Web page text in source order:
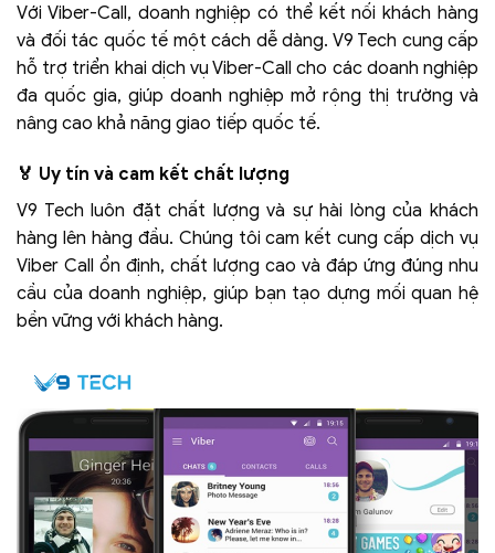
Với Viber-Call, doanh nghiệp có thể kết nối khách hàng
và đối tác quốc tế một cách dễ dàng. V9 Tech cung cấp
hỗ trợ triển khai dịch vụ Viber-Call cho các doanh nghiệp
đa quốc gia, giúp doanh nghiệp mở rộng thị trường và
nâng cao khả năng giao tiếp quốc tế.
🏅 Uy tín và cam kết chất lượng
V9 Tech luôn đặt chất lượng và sự hài lòng của khách
hàng lên hàng đầu. Chúng tôi cam kết cung cấp dịch vụ
Viber Call ổn định, chất lượng cao và đáp ứng đúng nhu
cầu của doanh nghiệp, giúp bạn tạo dựng mối quan hệ
bền vững với khách hàng.